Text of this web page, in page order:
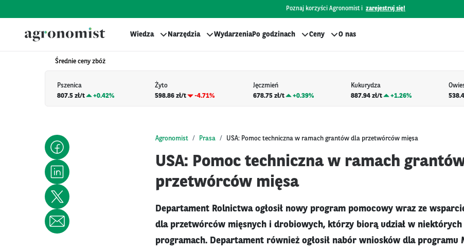
Poznaj korzyści Agronomist i zarejestruj się!
Wiedza Narzędzia WydarzeniaPo godzinach Ceny O nas
Średnie ceny zbóż
Pszenica
807.5 zł/t
+0.42%
Żyto
598.86 zł/t
-4.71%
Jęczmień
678.75 zł/t
+0.39%
Kukurydza
887.94 zł/t
+1.26%
Agronomist Prasa USA: Pomoc techniczna w ramach grantów dla przetwórców mięsa
USA: Pomoc techniczna w ramach
przetwórców mięsa
Departament Rolnictwa ogłosił nowy program pomocowy wraz ze
dla przetwórców mięsnych i drobiowych, którzy biorą udział w niektórych
programach. Departament również ogłosił nabór wniosków dla programu